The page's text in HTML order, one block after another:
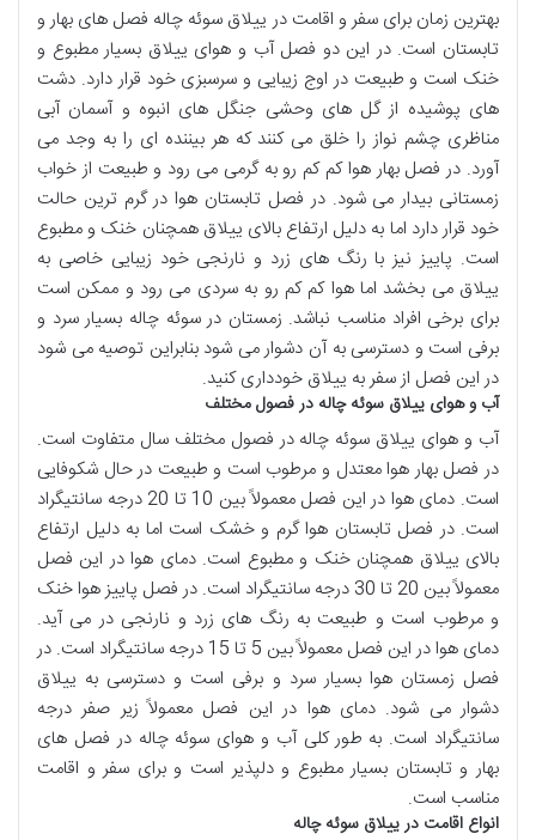
بهترین زمان برای سفر و اقامت در ییلاق سوئه چاله فصل های بهار و
تابستان است. در این دو فصل آب و هوای ییلاق بسیار مطبوع و
خنک است و طبیعت در اوج زیبایی و سرسبزی خود قرار دارد. دشت
های پوشیده از گل های وحشی جنگل های انبوه و آسمان آبی
مناظری چشم نواز را خلق می کنند که هر بیننده ای را به وجد می
آورد. در فصل بهار هوا کم کم رو به گرمی می رود و طبیعت از خواب
زمستانی بیدار می شود. در فصل تابستان هوا در گرم ترین حالت
خود قرار دارد اما به دلیل ارتفاع بالای ییلاق همچنان خنک و مطبوع
است. پاییز نیز با رنگ های زرد و نارنجی خود زیبایی خاصی به
ییلاق می بخشد اما هوا کم کم رو به سردی می رود و ممکن است
برای برخی افراد مناسب نباشد. زمستان در سوئه چاله بسیار سرد و
برفی است و دسترسی به آن دشوار می شود بنابراین توصیه می شود
در این فصل از سفر به ییلاق خودداری کنید.
آب و هوای ییلاق سوئه چاله در فصول مختلف
آب و هوای ییلاق سوئه چاله در فصول مختلف سال متفاوت است.
در فصل بهار هوا معتدل و مرطوب است و طبیعت در حال شکوفایی
است. دمای هوا در این فصل معمولاً بین 10 تا 20 درجه سانتیگراد
است. در فصل تابستان هوا گرم و خشک است اما به دلیل ارتفاع
بالای ییلاق همچنان خنک و مطبوع است. دمای هوا در این فصل
معمولاً بین 20 تا 30 درجه سانتیگراد است. در فصل پاییز هوا خنک
و مرطوب است و طبیعت به رنگ های زرد و نارنجی در می آید.
دمای هوا در این فصل معمولاً بین 5 تا 15 درجه سانتیگراد است. در
فصل زمستان هوا بسیار سرد و برفی است و دسترسی به ییلاق
دشوار می شود. دمای هوا در این فصل معمولاً زیر صفر درجه
سانتیگراد است. به طور کلی آب و هوای سوئه چاله در فصل های
بهار و تابستان بسیار مطبوع و دلپذیر است و برای سفر و اقامت
مناسب است.
انواع اقامت در ییلاق سوئه چاله